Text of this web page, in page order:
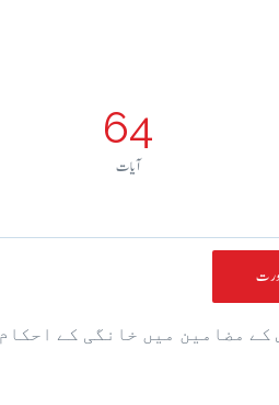
64
آيات
کے مضامین میں خانگی کے